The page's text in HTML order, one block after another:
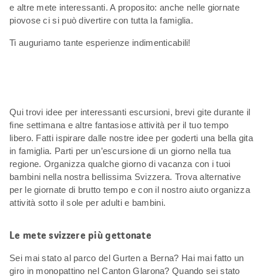
e altre mete interessanti. A proposito: anche nelle giornate
piovose ci si può divertire con tutta la famiglia.
Ti auguriamo tante esperienze indimenticabili!
Qui trovi idee per interessanti escursioni, brevi gite durante il
fine settimana e altre fantasiose attività per il tuo tempo
libero. Fatti ispirare dalle nostre idee per goderti una bella gita
in famiglia. Parti per un’escursione di un giorno nella tua
regione. Organizza qualche giorno di vacanza con i tuoi
bambini nella nostra bellissima Svizzera. Trova alternative
per le giornate di brutto tempo e con il nostro aiuto organizza
attività sotto il sole per adulti e bambini.
Le mete svizzere più gettonate
Sei mai stato al parco del Gurten a Berna? Hai mai fatto un
giro in monopattino nel Canton Glarona? Quando sei stato